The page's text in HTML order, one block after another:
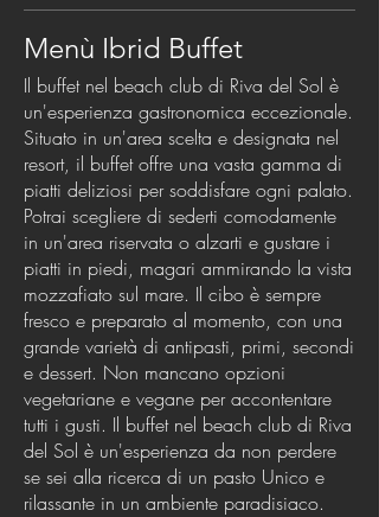
Menù Ibrid Buffet
Il buffet nel beach club di Riva del Sol è
un'esperienza gastronomica eccezionale.
Situato in un'area scelta e designata nel
resort, il buffet offre una vasta gamma di
piatti deliziosi per soddisfare ogni palato.
Potrai scegliere di sederti comodamente
in un'area riservata o alzarti e gustare i
piatti in piedi, magari ammirando la vista
mozzafiato sul mare. Il cibo è sempre
fresco e preparato al momento, con una
grande varietà di antipasti, primi, secondi
e dessert. Non mancano opzioni
vegetariane e vegane per accontentare
tutti i gusti. Il buffet nel beach club di Riva
del Sol è un'esperienza da non perdere
se sei alla ricerca di un pasto Unico e
rilassante in un ambiente paradisiaco.